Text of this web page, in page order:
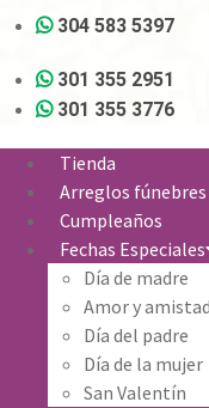
304 583 5397
301 355 2951
301 355 3776
Tienda
Arreglos fúnebres
Cumpleaños
Fechas Especiales
Día de madre
Amor y amistad
Día del padre
Día de la mujer
San Valentín